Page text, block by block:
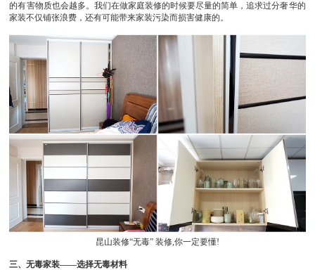
的有害物质也会越多。我们在做家庭装修的时候要尽量的简单，追求过分奢华的
家装不仅铺张浪费，还有可能带来家装污染而损害健康的。
昆山装修“无毒” 装修,你一定要懂!
三、无毒家装——选择无毒材料